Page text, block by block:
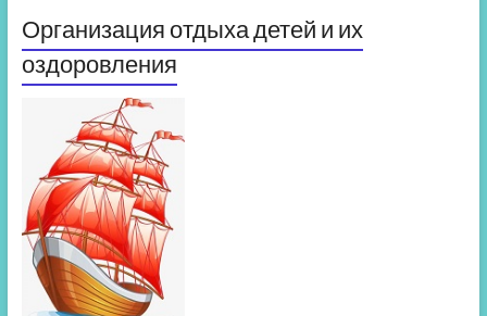
Организация отдыха детей и их
оздоровления